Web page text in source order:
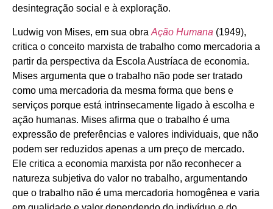
desintegração social e à exploração.
Ludwig von Mises, em sua obra Ação Humana (1949),
critica o conceito marxista de trabalho como mercadoria a
partir da perspectiva da Escola Austríaca de economia.
Mises argumenta que o trabalho não pode ser tratado
como uma mercadoria da mesma forma que bens e
serviços porque está intrinsecamente ligado à escolha e
ação humanas. Mises afirma que o trabalho é uma
expressão de preferências e valores individuais, que não
podem ser reduzidos apenas a um preço de mercado.
Ele critica a economia marxista por não reconhecer a
natureza subjetiva do valor no trabalho, argumentando
que o trabalho não é uma mercadoria homogênea e varia